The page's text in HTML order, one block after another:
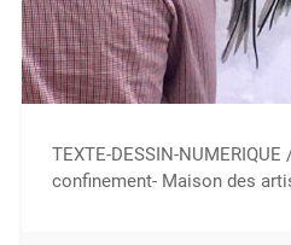
TEXTE-DESSIN-
confinement- Maison des